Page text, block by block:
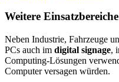
Weitere Einsatzbereiche
Neben Industrie, Fahrzeuge
PCs auch im digital signage,
Computing-Lösungen
Computer versagen würden.